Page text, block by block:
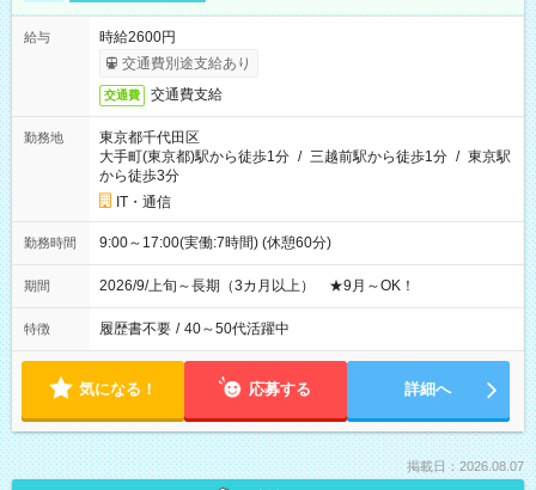
給与
時給2600円
交通費別途支給あり
交通費 交通費支給
勤務地
東京都千代田区
大手町(東京都)駅から徒歩1分 / 三越前駅から徒歩1分 / 東京駅
から徒歩3分
IT・通信
勤務時間 9:00～17:00(実働:7時間) (休憩60分)
期間 2026/9/上旬～長期（3カ月以上） ★9月～OK！
特徴 履歴書不要 / 40～50代活躍中
気になる！ 応募する 詳細へ
掲載日：2026.08.07